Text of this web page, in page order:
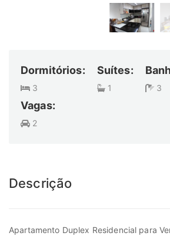
Dormitórios:
3
Suítes:
1 3
Vagas:
2
Descrição
Apartamento Duplex Residencial para